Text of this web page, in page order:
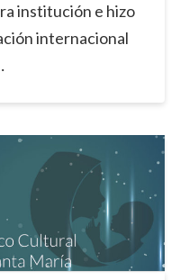
institución e hizo
internacional